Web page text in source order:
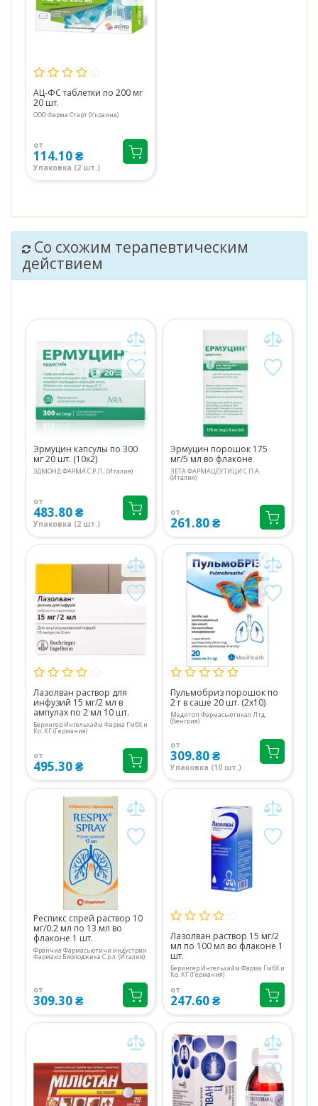
АЦ-ФС таблетки по 200 мг
20 шт.
ООО Фарма Старт (Украина)
от
114.10 ₴
Упаковка (2 шт.)
Со схожим терапевтическим
действием
Эрмуцин капсулы по 300
мг 20 шт. (10х2)
ЭДМОНД ФАРМА С.Р.Л., (Италия)
от
483.80 ₴
Упаковка (2 шт.)
Эрмуцин порошок 175
мг/5 мл во флаконе
ЗЕТА ФАРМАЦЕУТИЦИ С.П.А.
(Италия)
от
261.80 ₴
Лазолван раствор для
инфузий 15 мг/2 мл в
ампулах по 2 мл 10 шт.
Берингер Ингельхайм Фарма ГмбХ и
Ко. КГ (Германия)
от
495.30 ₴
Пульмобриз порошок по
2 г в саше 20 шт. (2х10)
Медитоп Фармасьютикал Лтд.
(Венгрия)
от
309.80 ₴
Упаковка (10 шт.)
Респикс спрей раствор 10
мг/0.2 мл по 13 мл во
флаконе 1 шт.
Франчиа Фармасьютичи индустрии
Фармако Биолоджика С.р.л. (Италия)
от
309.30 ₴
Лазолван раствор 15 мг/2
мл по 100 мл во флаконе 1
шт.
Берингер Ингельхайм Фарма ГмбХ и
Ко. КГ (Германия)
от
247.60 ₴